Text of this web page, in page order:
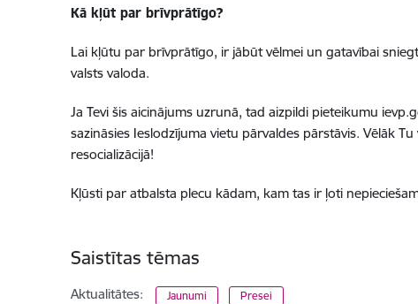
Kā kļūt par brīvprātīgo?
Lai kļūtu par brīvprātīgo, ir jābūt vēlmei un gatavībai
valsts valoda.
Ja Tevi šis aicinājums uzrunā, tad aizpildi pieteikumu
sazināsies Ieslodzījuma vietu pārvaldes pārstāvis. Vēlāk
resocializācijā!
Kļūsti par atbalsta plecu kādam, kam tas ir ļoti
Saistītas tēmas
Aktualitātes: Jaunumi Presei